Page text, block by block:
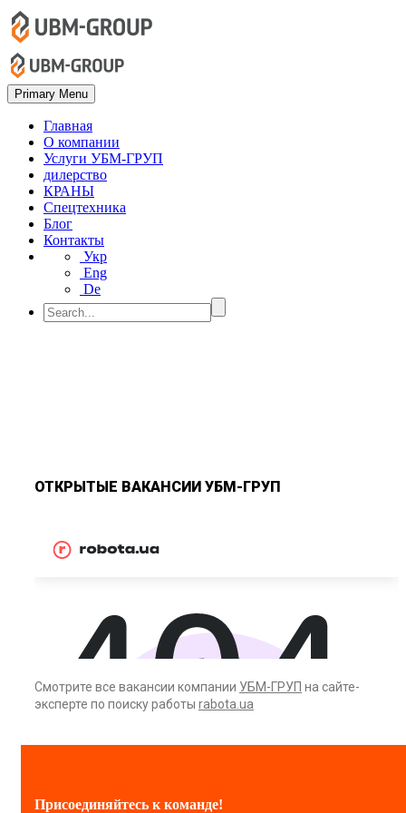
Primary Menu
Главная
О компании
Услуги УБМ-ГРУП
дилерство
КРАНЫ
Спецтехника
Блог
Контакты
Укр
Eng
De
ОТКРЫТЫЕ ВАКАНСИИ УБМ-ГРУП
Смотрите все вакансии компании УБМ-ГРУП на сайте-
эксперте по поиску работы rabota.ua
Присоединяйтесь к команде!